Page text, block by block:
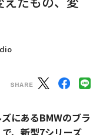
にあるBMWのブラ
、新型7シリーズ